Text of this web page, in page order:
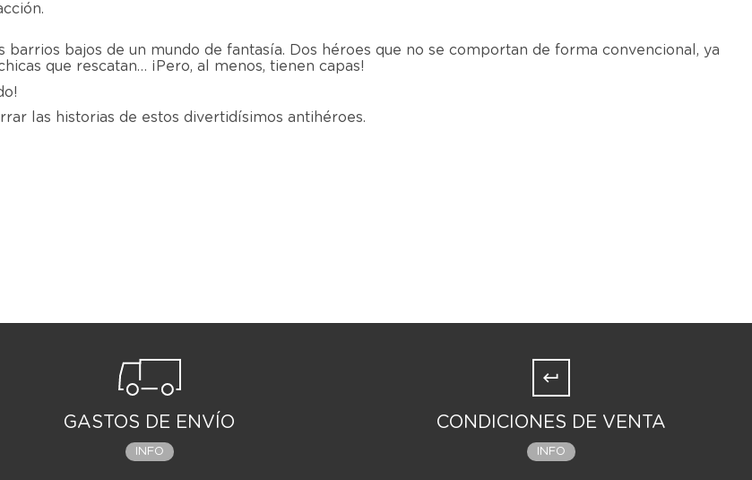
bajos de un mundo de fantasía. Dos héroes que no se comportan de forma convencional, ya
que rescatan… ¡Pero, al menos, tienen capas!
las historias de estos divertidísimos antihéroes.
GASTOS DE ENVÍO
INFO
CONDICIONES DE VENTA
INFO